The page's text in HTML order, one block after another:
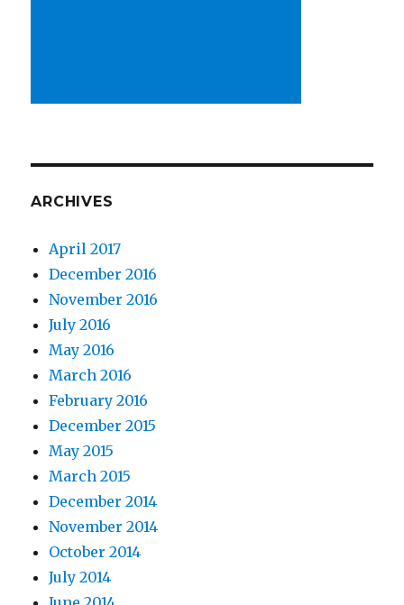
ARCHIVES
April 2017
December 2016
November 2016
July 2016
May 2016
March 2016
February 2016
December 2015
May 2015
March 2015
December 2014
November 2014
October 2014
July 2014